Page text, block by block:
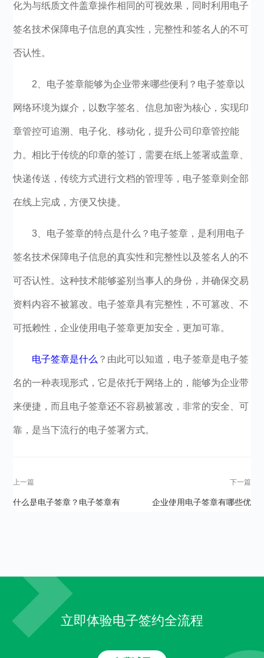
化为与纸质文件盖章操作相同的可视效果，同时利用电子
签名技术保障电子信息的真实性，完整性和签名人的不可
否认性。
2、电子签章能够为企业带来哪些便利？电子签章以
网络环境为媒介，以数字签名、信息加密为核心，实现印
章管控可追溯、电子化、移动化，提升公司印章管控能
力。相比于传统的印章的签订，需要在纸上签署或盖章、
快递传送，传统方式进行文档的管理等，电子签章则全部
在线上完成，方便又快捷。
3、电子签章的特点是什么？电子签章，是利用电子
签名技术保障电子信息的真实性和完整性以及签名人的不
可否认性。这种技术能够鉴别当事人的身份，并确保交易
资料内容不被篡改。电子签章具有完整性，不可篡改、不
可抵赖性，企业使用电子签章更加安全，更加可靠。
电子签章是什么 ？由此可以知道，电子签章是电子签
名的一种表现形式，它是依托于网络上的，能够为企业带
来便捷，而且电子签章还不容易被篡改，非常的安全、可
靠，是当下流行的电子签署方式。
上一篇
什么是电子签章？电子签章有
下一篇
企业使用电子签章有哪些优
立即体验电子签约全流程